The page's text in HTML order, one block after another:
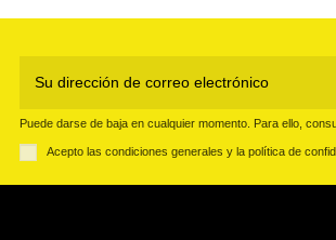
Puede darse de baja en cualquier momento. Para ello,
Acepto las condiciones generales y la política de